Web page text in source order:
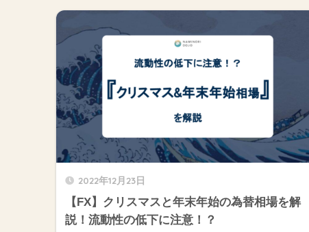
2022年12月23日
【FX】クリスマスと年末年始の為替相場を解
説！流動性の低下に注意！？